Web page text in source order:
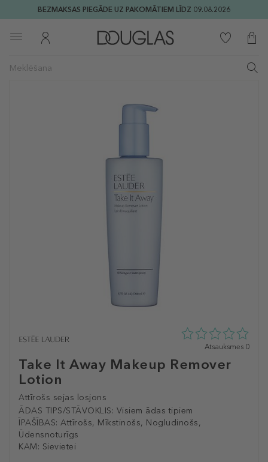
BEZMAKSAS PIEGĀDE UZ PAKOMĀTIEM LĪDZ 09.08.2026
Take It Away Makeup Remover
Lotion
Attīrošs sejas losjons
ĀDAS TIPS/STĀVOKLIS: Visiem ādas tipiem
ĪPAŠĪBAS: Attīrošs, Mīkstinošs, Nogludinošs,
Ūdensnoturīgs
KAM: Sievietei
0
no
Atsauksmes 0